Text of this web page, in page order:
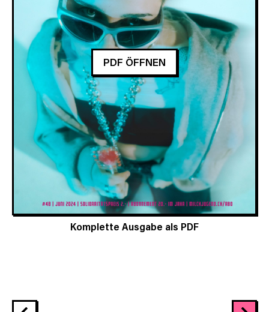
PDF ÖFFNEN
Komplette Ausgabe als PDF